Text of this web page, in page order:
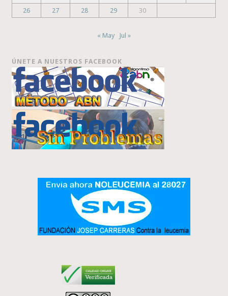
26
27 28 29 30
« May Jul »
ÚNETE A NUESTROS FACEBOOK